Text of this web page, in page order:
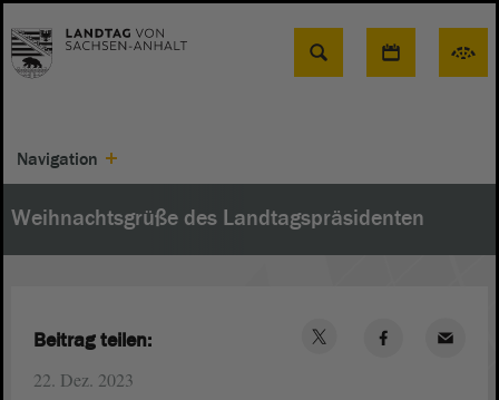
Suche
Navigation
Weihnachtsgrüße des Landtagspräsidenten
22. Dez. 2023
Beitrag teilen: